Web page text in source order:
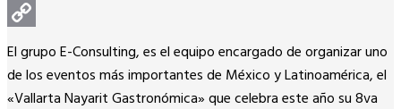
WhatsApp
Copy
Link
El grupo E-Consulting, es el equipo encargado de organizar uno
de los eventos más importantes de México y Latinoamérica, el
«Vallarta Nayarit Gastronómica» que celebra este año su 8va